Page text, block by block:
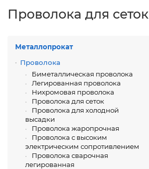
Проволока для сеток
Металлопрокат
Проволока
Биметаллическая проволока
Легированная проволока
Нихромовая проволока
Проволока для сеток
Проволока для холодной
высадки
Проволока жаропрочная
Проволока с высоким
электрическим сопротивлением
Проволока сварочная
легированная